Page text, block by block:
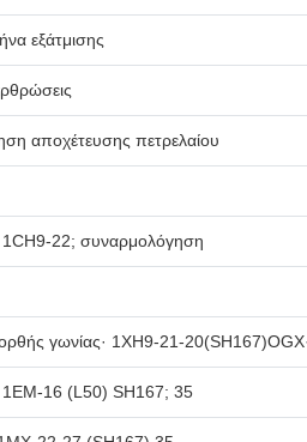
εξάτμισης
αποχέτευσης πετρελαίου
1CH9-22; συναρμολόγηση
γωνίας· 1XH9-21-
1EM-16 (L50) SH167; 35